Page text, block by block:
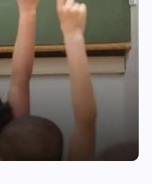
238
de julho de 2026